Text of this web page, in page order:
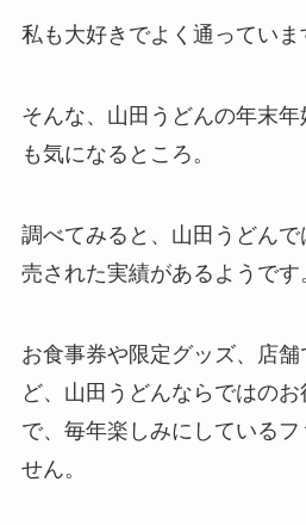
私も大好きでよく通っていま
そんな、山田うどんの年末
も気になるところ。
調べてみると、山田うどん
売された実績があるようです
お食事券や限定グッズ、店
ど、山田うどんならではの
で、毎年楽しみにしている
せん。